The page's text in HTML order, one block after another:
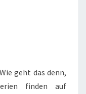
geht das denn,
finden auf